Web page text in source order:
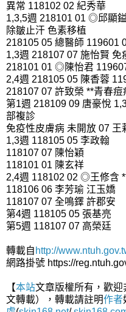
異常 118102 02 紀秀華
1,3,5週 218101 01 ◎邱顯
除皺止汗 色素移植
218105 05 總醫師 119601
1,3週 218107 07 施怡賢
218101 01 ◎陳怡君
2,4週 218105 05 陳香蓉
218107 07 許致榮 **青春
第1週 218109 09 唐豪悅
部複診
免疫性皮膚病 未開放 07
1,3週 118105 05 李政翰
118107 07 陳怡穎
118101 01 陳玄祥
2,4週 118102 02 ◎王修含
118106 06 李芳瑜 江玉嬌
118107 07 全鳴鐸 許郡安
第4週 118105 05 張基亮
第5週 118107 07 高榮廷
轉載自 http://
網路掛號 https://
【本站文章版權所有，歡迎
文轉載），轉載請註明作者